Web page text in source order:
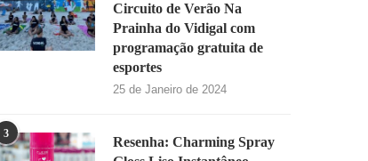
Circuito de Verão Na
Prainha do Vidigal com
programação gratuita de
esportes
25 de Janeiro de 2024
3
Resenha: Charming Spray